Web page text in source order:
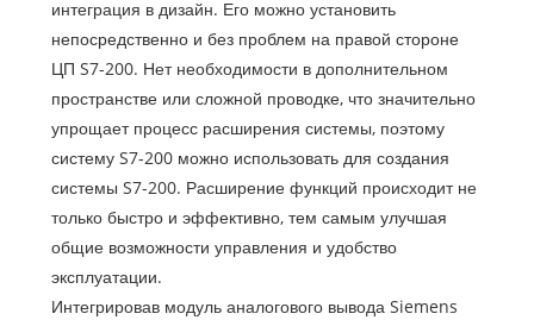
интеграция в дизайн. Его можно установить
непосредственно и без проблем на правой стороне
ЦП S7-200. Нет необходимости в дополнительном
пространстве или сложной проводке, что значительно
упрощает процесс расширения системы, поэтому
систему S7-200 можно использовать для создания
системы S7-200. Расширение функций происходит не
только быстро и эффективно, тем самым улучшая
общие возможности управления и удобство
эксплуатации.
Интегрировав модуль аналогового вывода Siemens